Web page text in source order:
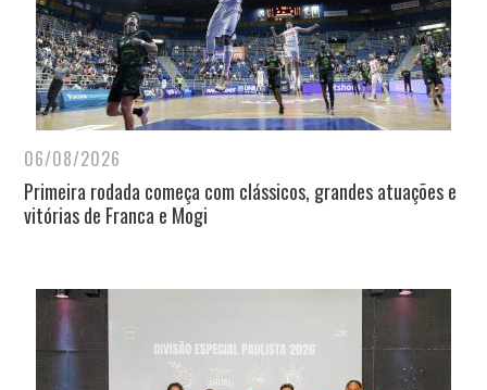
06/08/2026
Primeira rodada começa com clássicos, grandes atuações e
vitórias de Franca e Mogi